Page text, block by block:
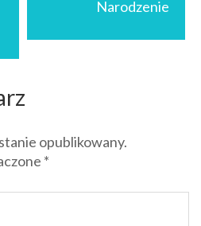
Narodzenie
opublikowany.
*